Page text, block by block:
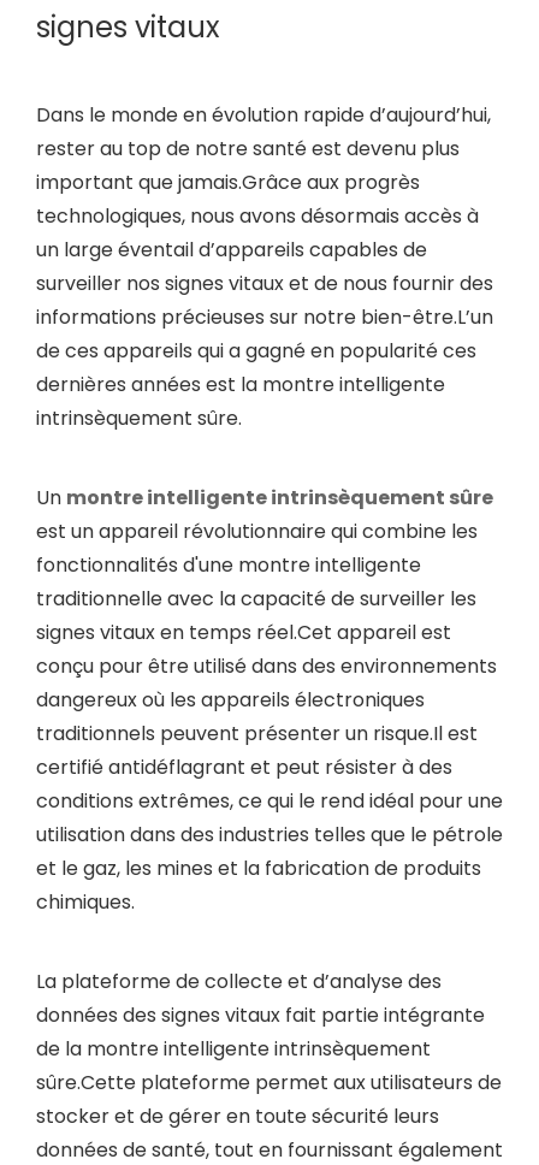
signes vitaux
Dans le monde en évolution rapide d’aujourd’hui,
rester au top de notre santé est devenu plus
important que jamais.Grâce aux progrès
technologiques, nous avons désormais accès à
un large éventail d’appareils capables de
surveiller nos signes vitaux et de nous fournir des
informations précieuses sur notre bien-être.L’un
de ces appareils qui a gagné en popularité ces
dernières années est la montre intelligente
intrinsèquement sûre.
Un montre intelligente intrinsèquement sûre
est un appareil révolutionnaire qui combine les
fonctionnalités d'une montre intelligente
traditionnelle avec la capacité de surveiller les
signes vitaux en temps réel.Cet appareil est
conçu pour être utilisé dans des environnements
dangereux où les appareils électroniques
traditionnels peuvent présenter un risque.Il est
certifié antidéflagrant et peut résister à des
conditions extrêmes, ce qui le rend idéal pour une
utilisation dans des industries telles que le pétrole
et le gaz, les mines et la fabrication de produits
chimiques.
La plateforme de collecte et d’analyse des
données des signes vitaux fait partie intégrante
de la montre intelligente intrinsèquement
sûre.Cette plateforme permet aux utilisateurs de
stocker et de gérer en toute sécurité leurs
données de santé, tout en fournissant également